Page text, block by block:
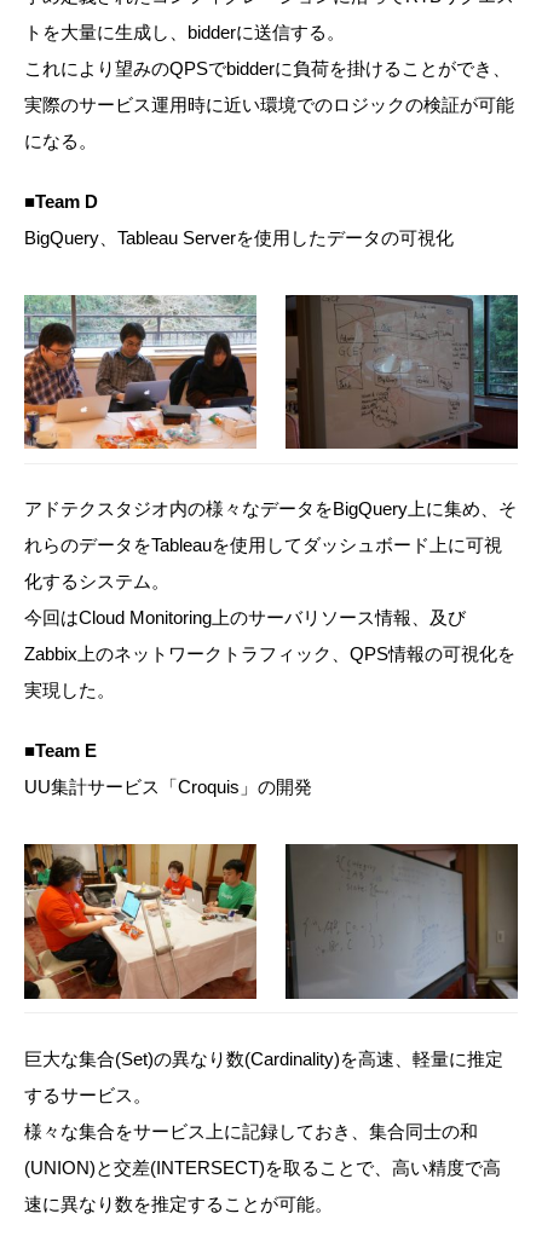
トを大量に生成し、bidderに送信する。
これにより望みのQPSでbidderに負荷を掛けることができ、
実際のサービス運用時に近い環境でのロジックの検証が可能
になる。
■Team D
BigQuery、Tableau Serverを使用したデータの可視化
アドテクスタジオ内の様々なデータをBigQuery上に集め、そ
れらのデータをTableauを使用してダッシュボード上に可視
化するシステム。
今回はCloud Monitoring上のサーバリソース情報、及び
Zabbix上のネットワークトラフィック、QPS情報の可視化を
実現した。
■Team E
UU集計サービス「Croquis」の開発
巨大な集合(Set)の異なり数(Cardinality)を高速、軽量に推定
するサービス。
様々な集合をサービス上に記録しておき、集合同士の和
(UNION)と交差(INTERSECT)を取ることで、高い精度で高
速に異なり数を推定することが可能。